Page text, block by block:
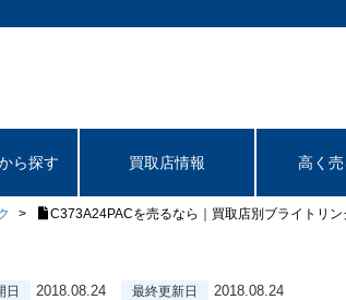
ら探す 買取店情報 高く
C373A24PACを売るなら｜買取店別ブライトリ
日 2018.08.24 最終更新日 2018.08.24